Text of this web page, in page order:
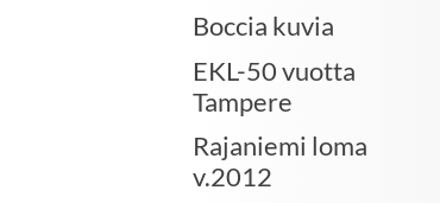
Boccia kuvia
EKL-50 vuotta
Tampere
Rajaniemi loma
v.2012